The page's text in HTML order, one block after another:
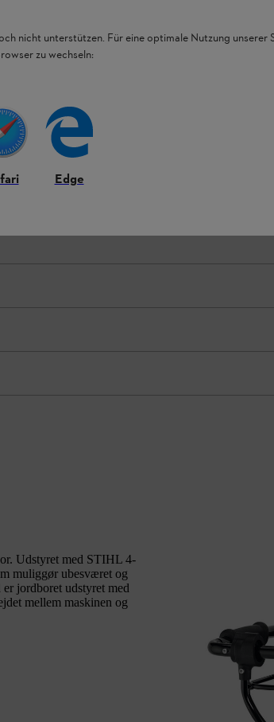
specifikke tilknytning til produktet kan afvige fra
Udstyret med STIHL 4-
muliggør ubesværet og
jordboret udstyret med
mellem maskinen og
nicht unterstützen. Für eine optimale Nutzung unserer
zu wechseln:
Edge